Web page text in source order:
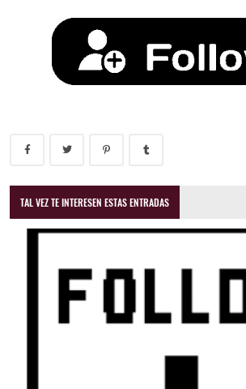
TAL VEZ TE INTERESEN ESTAS ENTRADAS